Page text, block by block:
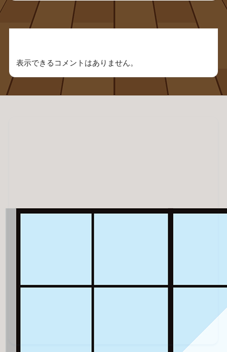
表示できるコメントはありません。